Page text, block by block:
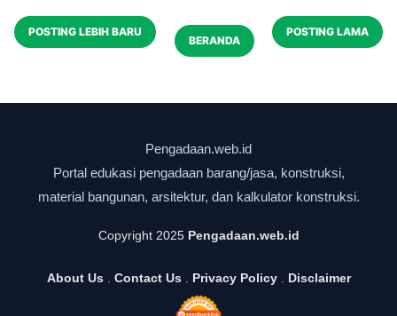
POSTING LEBIH BARU POSTING LAMA
BERANDA
Copyright 2025 Pengadaan.web.id
About Us . Contact Us . Privacy Policy. Disclaimer